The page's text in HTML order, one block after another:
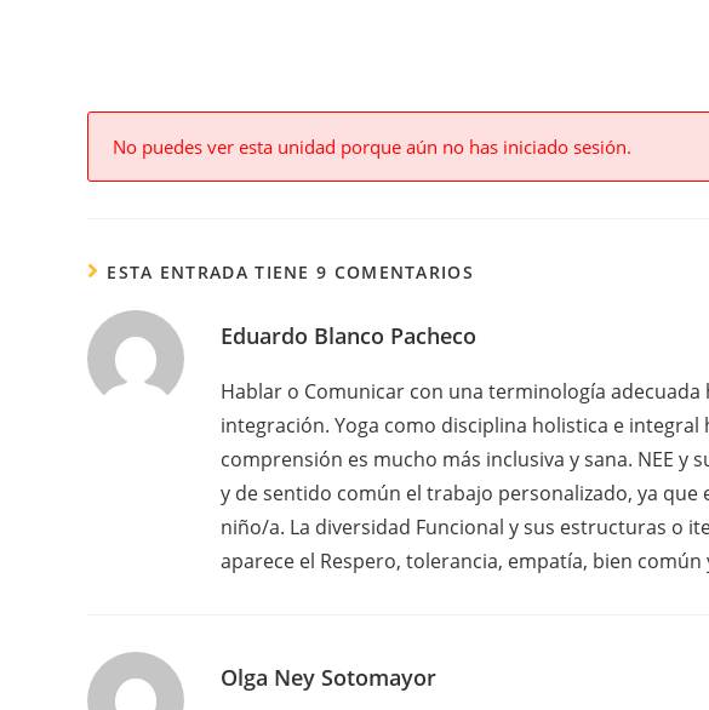
No puedes ver esta unidad porque aún no has iniciado sesión.
ESTA ENTRADA TIENE 9 COMENTARIOS
Eduardo Blanco Pacheco
Hablar o Comunicar con una terminología adecuada
integración. Yoga como disciplina holistica e
comprensión es mucho más inclusiva y sana. NEE y
y de sentido común el trabajo personalizado, ya que
niño/a. La diversidad Funcional y sus estructuras o
aparece el Respero, tolerancia, empatía, bien común
Olga Ney Sotomayor